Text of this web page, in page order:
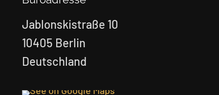
Jablonskistraße 10
10405 Berlin
Deutschland